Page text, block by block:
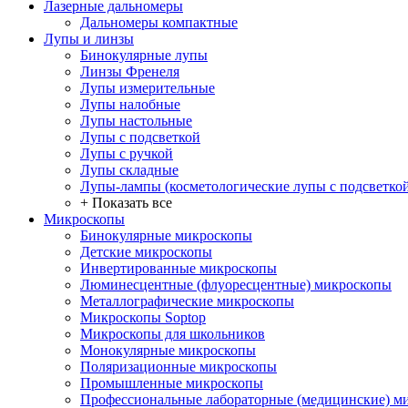
Лазерные дальномеры
Дальномеры компактные
Лупы и линзы
Бинокулярные лупы
Линзы Френеля
Лупы измерительные
Лупы налобные
Лупы настольные
Лупы с подсветкой
Лупы с ручкой
Лупы складные
Лупы-лампы (косметологические лупы с
+ Показать все
Микроскопы
Бинокулярные микроскопы
Детские микроскопы
Инвертированные микроскопы
Люминесцентные (флуоресцентные) микроскопы
Металлографические микроскопы
Микроскопы Soptop
Микроскопы для школьников
Монокулярные микроскопы
Поляризационные микроскопы
Промышленные микроскопы
Профессиональные лабораторные (медицинские)